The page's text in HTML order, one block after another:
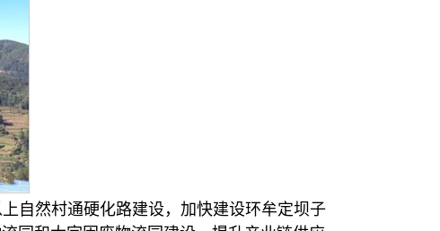
自然村通硬化路建设，加快建设环牟定坝子